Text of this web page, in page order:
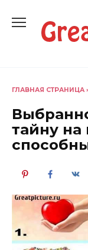
содержанию
ГЛАВНАЯ СТРАНИЦА
тайну